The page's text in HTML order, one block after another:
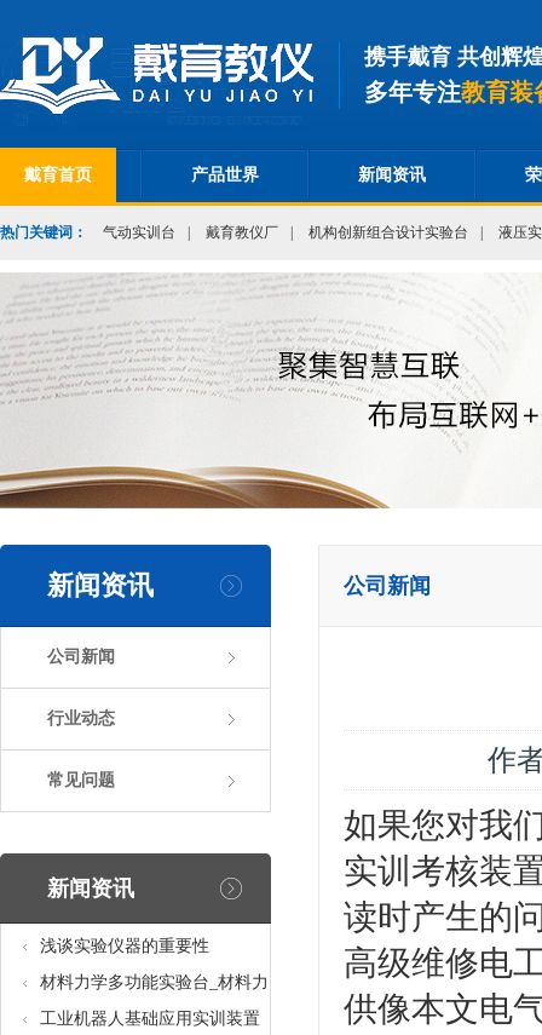
携手戴育 共创辉
多年专注教育装
戴育首页 产品世界 新闻资讯
热门关键词： 气动实训台 戴育教仪厂 机构创新组合设计实验台 液压
新闻资讯
公司新闻
行业动态
常见问题
新闻资讯
浅谈实验仪器的重要性
材料力学多功能实验台_材料力
学多功能考核实验实训设备
工业机器人基础应用实训装置
公司新闻
作
如果您对我
实训考核装
读时产生的
高级维修电
供像本文电